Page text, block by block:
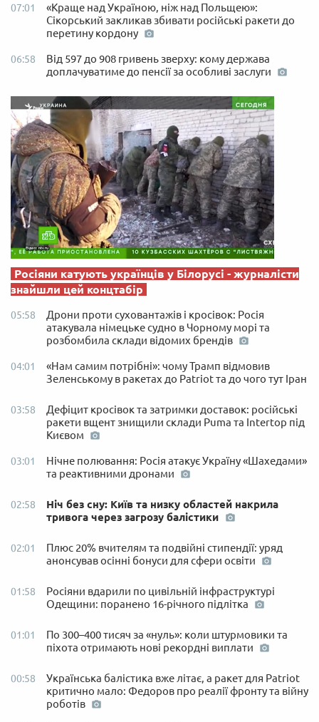
07:01
«Краще над Україною, ніж над Польщею»:
Сікорський закликав збивати російські ракети до
перетину кордону
06:58
Від 597 до 908 гривень зверху: кому держава
доплачуватиме до пенсії за особливі заслуги
Росіяни катують українців у Білорусі - журналісти
знайшли цей концтабір
05:58
Дрони проти суховантажів і кросівок: Росія
атакувала німецьке судно в Чорному морі та
розбомбила склади відомих брендів
04:01
«Нам самим потрібні»: чому Трамп відмовив
Зеленському в ракетах до Patriot та до чого тут Іран
03:58
Дефіцит кросівок та затримки доставок: російські
ракети вщент знищили склади Puma та Intertop під
Києвом
03:01
Нічне полювання: Росія атакує Україну «Шахедами»
та реактивними дронами
02:58
Ніч без сну: Київ та низку областей накрила
тривога через загрозу балістики
02:01
Плюс 20% вчителям та подвійні стипендії: уряд
анонсував осінні бонуси для сфери освіти
01:58
Росіяни вдарили по цивільній інфраструктурі
Одещини: поранено 16-річного підлітка
01:01
По 300–400 тисяч за «нуль»: коли штурмовики та
піхота отримають нові рекордні виплати
00:58
Українська балістика вже літає, а ракет для Patriot
критично мало: Федоров про реалії фронту та війну
роботів